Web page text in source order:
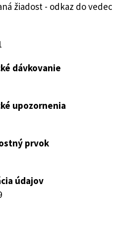
žiadost - odkaz do
dávkovanie
upozornenia
prvok
údajov